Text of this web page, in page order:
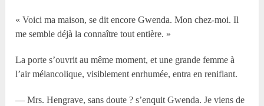
« Voici ma maison, se dit encore Gwenda. Mon chez-moi. Il
me semble déjà la connaître tout entière. »
La porte s’ouvrit au même moment, et une grande femme à
l’air mélancolique, visiblement enrhumée, entra en reniflant.
— Mrs. Hengrave, sans doute ? s’enquit Gwenda. Je viens de